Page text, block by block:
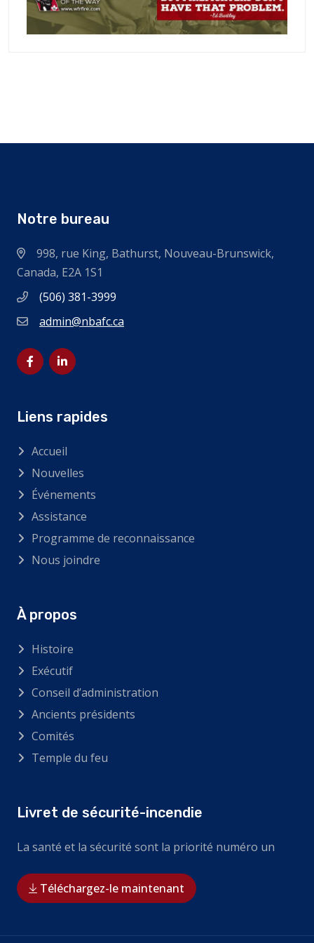
Notre bureau
998, rue King, Bathurst, Nouveau-Brunswick,
Canada, E2A 1S1
(506) 381-3999
admin@nbafc.ca
Liens rapides
Accueil
Nouvelles
Événements
Assistance
Programme de reconnaissance
Nous joindre
À propos
Histoire
Exécutif
Conseil d’administration
Ancients présidents
Comités
Temple du feu
Livret de sécurité-incendie
La santé et la sécurité sont la priorité numéro un
Téléchargez-le maintenant